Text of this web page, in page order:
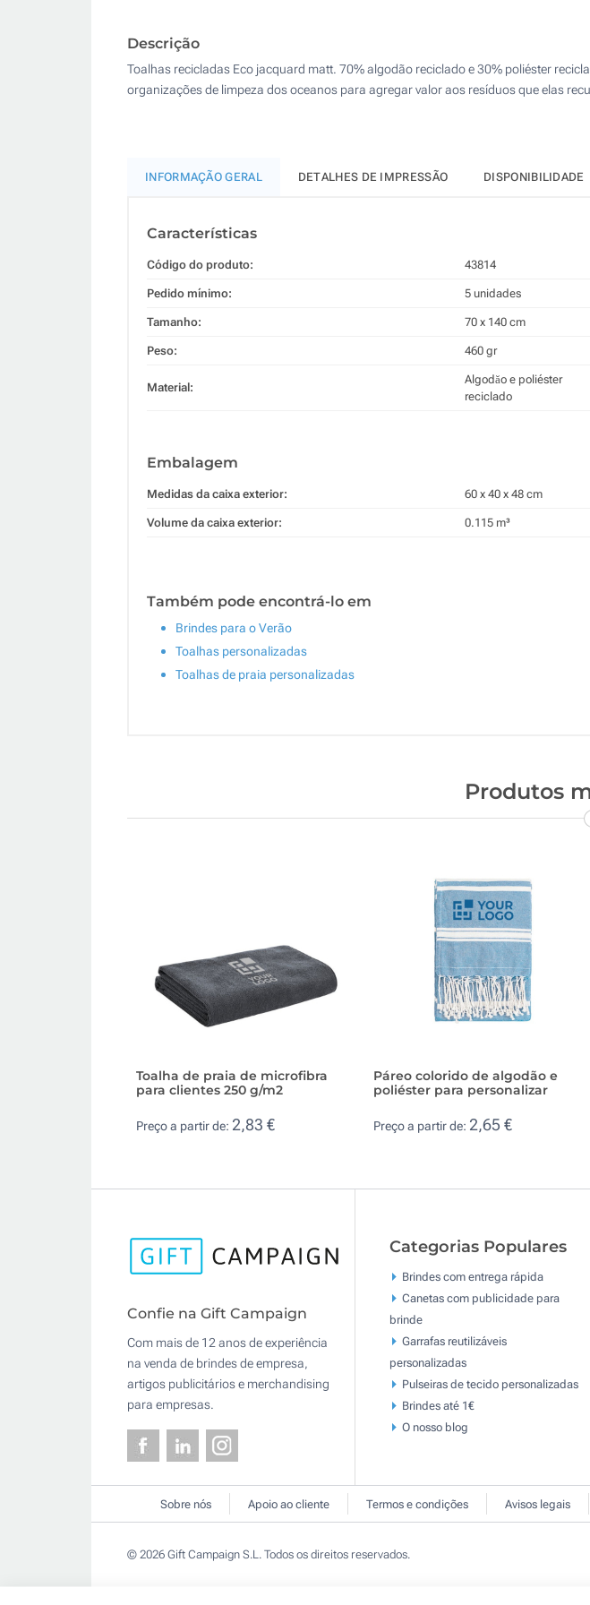
Bordado
50
Descrição
Toalhas recicladas Eco jacquard matt. 70% algodão reciclado e 30% poliéster
organizações de limpeza dos oceanos para agregar valor aos resíduos que elas
INFORMAÇÃO GERAL DETALHES DE IMPRESSÃO DISPONIBILIDADE
Características
Código do produto: 43814
Pedido mínimo: 5 unidades
Tamanho: 70 x 140 cm
Peso: 460 gr
Material:
Algodăo e poliéster
reciclado
Embalagem
Medidas da caixa exterior: 60 x 40 x 48 cm
Volume da caixa exterior: 0.115 m³
Também pode encontrá-lo em
Brindes para o Verão
Toalhas personalizadas
Toalhas de praia personalizadas
Produtos
Toalha de praia de microfibra
para clientes 250 g/m2
Preço a partir de: 2,83 €
Páreo colorido de algodão e
poliéster para personalizar
Preço a partir de: 2,65 €
Confie na Gift Campaign
Com mais de 12 anos de experiência
na venda de brindes de empresa,
artigos publicitários e merchandising
para empresas.
Categorias Populares
Brindes com entrega rápida
Canetas com publicidade para
brinde
Garrafas reutilizáveis
personalizadas
Pulseiras de tecido personalizadas
Brindes até 1€
O nosso blog
Sobre nós Apoio ao cliente Termos e condições Avisos legais
© 2026 Gift Campaign S.L. Todos os direitos reservados.